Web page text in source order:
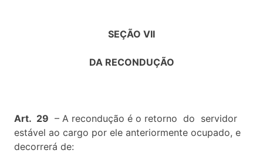
SEÇÃO VII
DA RECONDUÇÃO
Art. 29 – A recondução é o retorno do servidor
estável ao cargo por ele anteriormente ocupado, e
decorrerá de: